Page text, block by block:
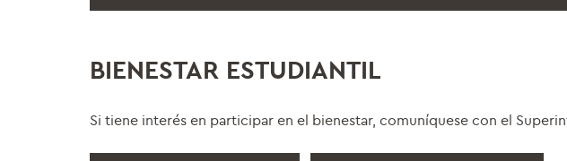
BIENESTAR ESTUDIANTIL
Si tiene interés en participar en el bienestar, comuníquese con el